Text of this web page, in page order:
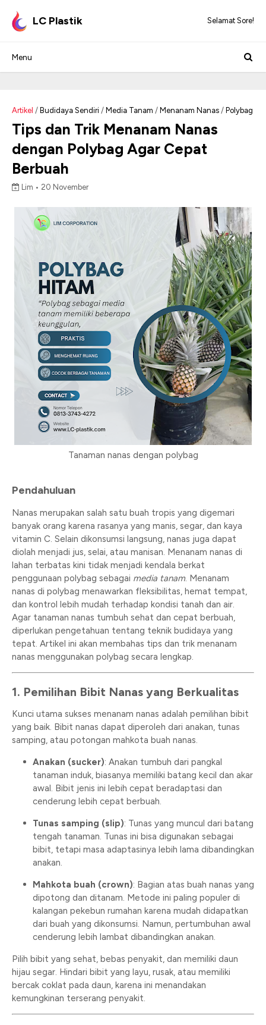
LC Plastik Selamat Sore!
Artikel / Budidaya Sendiri / Media Tanam / Menanam Nanas / Polybag
Tips dan Trik Menanam Nanas
dengan Polybag Agar Cepat
Berbuah
Lim • 20 November
Tanaman nanas dengan polybag
Pendahuluan
Nanas merupakan salah satu buah tropis yang digemari
banyak orang karena rasanya yang manis, segar, dan kaya
vitamin C. Selain dikonsumsi langsung, nanas juga dapat
diolah menjadi jus, selai, atau manisan. Menanam nanas di
lahan terbatas kini tidak menjadi kendala berkat
penggunaan polybag sebagai media tanam. Menanam
nanas di polybag menawarkan fleksibilitas, hemat tempat,
dan kontrol lebih mudah terhadap kondisi tanah dan air.
Agar tanaman nanas tumbuh sehat dan cepat berbuah,
diperlukan pengetahuan tentang teknik budidaya yang
tepat. Artikel ini akan membahas tips dan trik menanam
nanas menggunakan polybag secara lengkap.
1. Pemilihan Bibit Nanas yang Berkualitas
Kunci utama sukses menanam nanas adalah pemilihan bibit
yang baik. Bibit nanas dapat diperoleh dari anakan, tunas
samping, atau potongan mahkota buah nanas.
Anakan (sucker): Anakan tumbuh dari pangkal
tanaman induk, biasanya memiliki batang kecil dan akar
awal. Bibit jenis ini lebih cepat beradaptasi dan
cenderung lebih cepat berbuah.
Tunas samping (slip): Tunas yang muncul dari batang
tengah tanaman. Tunas ini bisa digunakan sebagai
bibit, tetapi masa adaptasinya lebih lama dibandingkan
anakan.
Mahkota buah (crown): Bagian atas buah nanas yang
dipotong dan ditanam. Metode ini paling populer di
kalangan pekebun rumahan karena mudah didapatkan
dari buah yang dikonsumsi. Namun, pertumbuhan awal
cenderung lebih lambat dibandingkan anakan.
Pilih bibit yang sehat, bebas penyakit, dan memiliki daun
hijau segar. Hindari bibit yang layu, rusak, atau memiliki
bercak coklat pada daun, karena ini menandakan
kemungkinan terserang penyakit.